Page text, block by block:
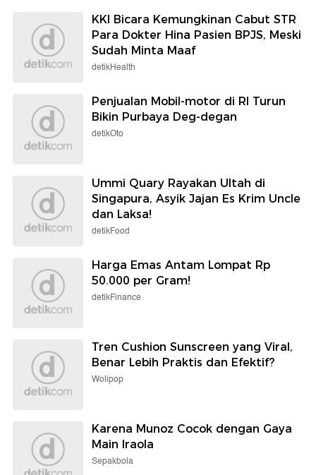
KKI Bicara Kemungkinan Cabut STR
Para Dokter Hina Pasien BPJS, Meski
Sudah Minta Maaf
detikHealth
Penjualan Mobil-motor di RI Turun
Bikin Purbaya Deg-degan
detikOto
Ummi Quary Rayakan Ultah di
Singapura, Asyik Jajan Es Krim Uncle
dan Laksa!
detikFood
Harga Emas Antam Lompat Rp
50.000 per Gram!
detikFinance
Tren Cushion Sunscreen yang Viral,
Benar Lebih Praktis dan Efektif?
Wolipop
Karena Munoz Cocok dengan Gaya
Main Iraola
Sepakbola